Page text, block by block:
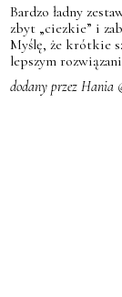
Bardzo ładny
zbyt „ciezkie” i
Myślę, że krótkie
lepszym
dodany przez Hania